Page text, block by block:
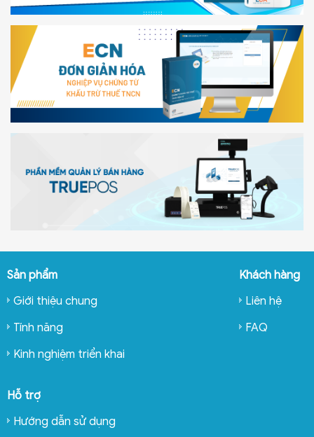
Sản phẩm
Giới thiệu chung
Tính năng
Kinh nghiệm triển khai
Khách hàng
Liên hệ
FAQ
Hỗ trợ
Hướng dẫn sử dụng